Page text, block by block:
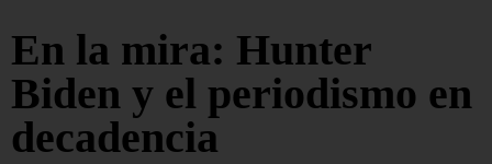
En la mira: Hunter
Biden y el periodismo en
decadencia